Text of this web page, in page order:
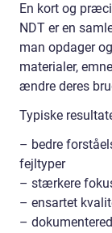
En kort og
NDT er en
man opdager
materialer,
ændre deres
Typiske
– bedre
fejltyper
– stærkere
– ensartet
–